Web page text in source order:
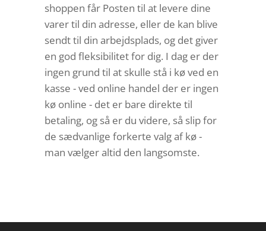
shoppen får Posten til at levere dine
varer til din adresse, eller de kan blive
sendt til din arbejdsplads, og det giver
en god fleksibilitet for dig. I dag er der
ingen grund til at skulle stå i kø ved en
kasse - ved online handel der er ingen
kø online - det er bare direkte til
betaling, og så er du videre, så slip for
de sædvanlige forkerte valg af kø -
man vælger altid den langsomste.